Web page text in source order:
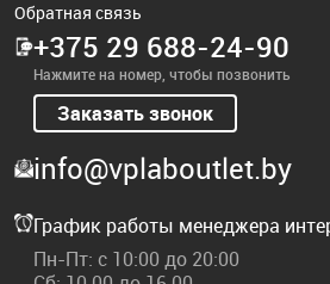
Обратная связь
+375 29 688-24-90
Нажмите на номер, чтобы позвонить
Заказать звонок
info@vplaboutlet.by
График работы менеджера
Пн-Пт: с 10:00 до 20:00